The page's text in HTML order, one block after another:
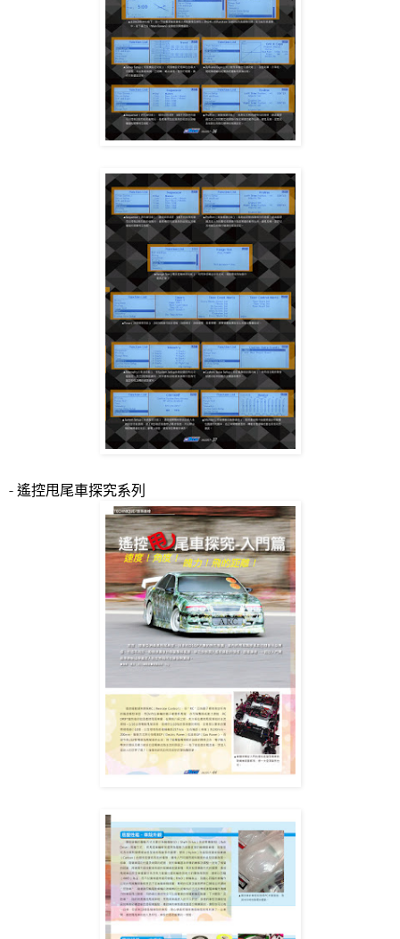
-遙控甩尾車探究系列